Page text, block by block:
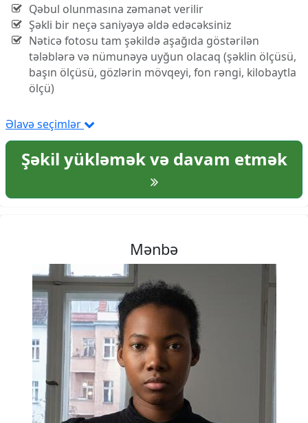
Qəbul olunmasına zəmanət verilir
Şəkli bir neçə saniyəyə əldə edəcəksiniz
Nəticə fotosu tam şəkildə aşağıda göstərilən
tələblərə və nümunəyə uyğun olacaq (şəklin ölçüsü,
başın ölçüsü, gözlərin mövqeyi, fon rəngi, kilobaytla
ölçü)
Əlavə seçimlər
Şəkil yükləmək və davam etmək
Mənbə